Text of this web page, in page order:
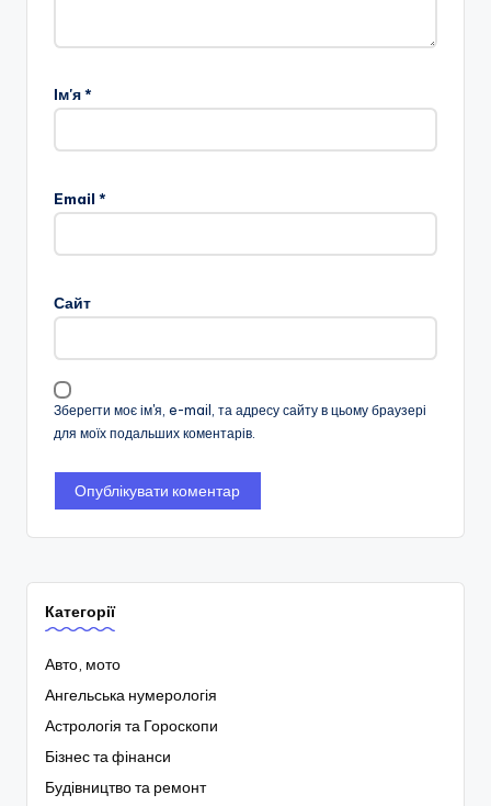
Ім'я*
Email *
Сайт
Зберегти моє ім'я, e-mail, та адресу сайту в цьому браузері
для моїх подальших коментарів.
Категорії
Авто, мото
Ангельська нумерологія
Астрологія та Гороскопи
Бізнес та фінанси
Будівництво та ремонт